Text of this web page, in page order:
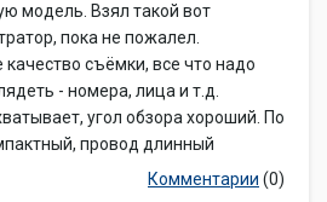
модель. Взял такой вот
пока не пожалел.
съёмки, все что надо
- номера, лица и т.д.
угол обзора хороший. По
провод длинный
Комментарии (0)